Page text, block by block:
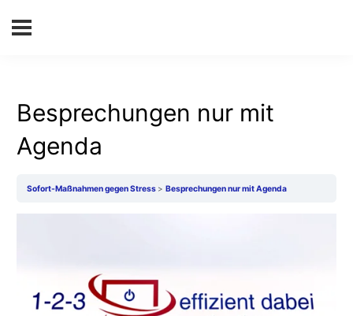
Besprechungen nur mit
Agenda
Sofort-Maßnahmen gegen Stress Besprechungen nur mit Agenda